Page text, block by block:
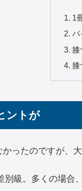
1
バ
膝
膝
ントが
ったのですが、
級。多くの場合